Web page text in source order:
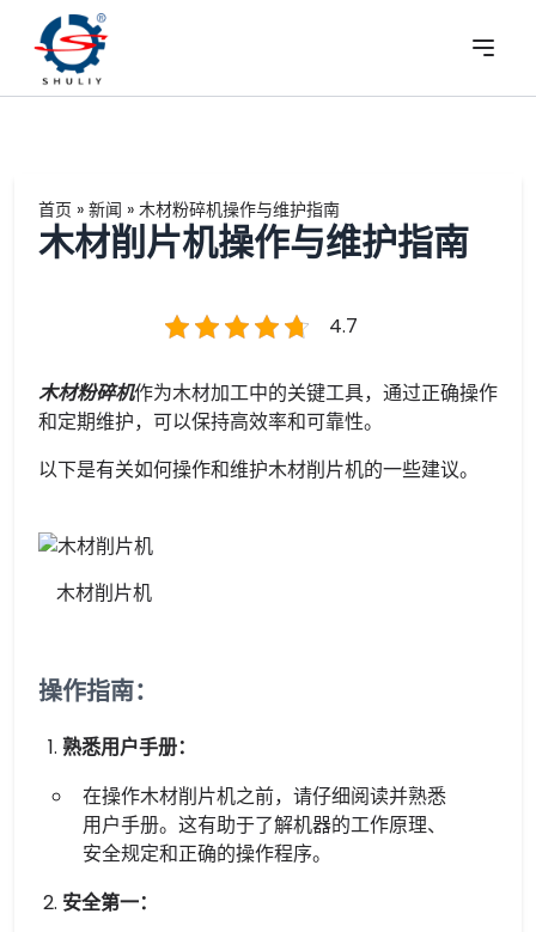
首页 » 新闻 » 木材粉碎机操作与维护指南
木材削片机操作与维护指南
4.7
木材粉碎机作为木材加工中的关键工具，通过正确操作
和定期维护，可以保持高效率和可靠性。
以下是有关如何操作和维护木材削片机的一些建议。
木材削片机
操作指南：
熟悉用户手册：
在操作木材削片机之前，请仔细阅读并熟悉
用户手册。这有助于了解机器的工作原理、
安全规定和正确的操作程序。
安全第一：